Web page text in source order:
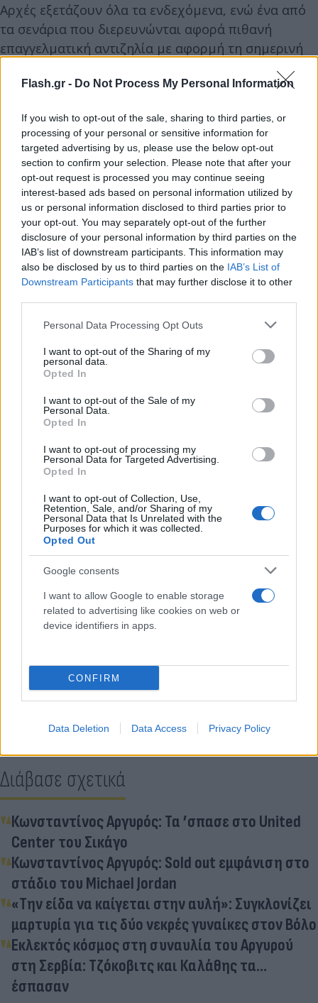
Flash.gr - Do Not Process My Personal Information
If you wish to opt-out of the sale, sharing to third parties, or
processing of your personal or sensitive information for
targeted advertising by us, please use the below opt-out
section to confirm your selection. Please note that after your
opt-out request is processed you may continue seeing
interest-based ads based on personal information utilized by
us or personal information disclosed to third parties prior to
your opt-out. You may separately opt-out of the further
disclosure of your personal information by third parties on the
IAB’s list of downstream participants. This information may
also be disclosed by us to third parties on the IAB’s List of
Downstream Participants that may further disclose it to other
Please note that this website/app uses one or more Google
not limited to your visit or usage behaviour. You may click to
grant or deny consent to Google and its third-party tags to
use your data for below specified purposes in below Google
consent section.
Personal Data Processing Opt Outs
I want to opt-out of the Sharing of my
personal data.
Opted In
I want to opt-out of the Sale of my
Personal Data.
Opted In
I want to opt-out of processing my
Personal Data for Targeted Advertising.
Opted In
I want to opt-out of Collection, Use,
Retention, Sale, and/or Sharing of my
Personal Data that Is Unrelated with the
Purposes for which it was collected.
Opted Out
Google consents
I want to allow Google to enable storage
related to advertising like cookies on web or
device identifiers in apps.
CONFIRM
Data Deletion Data Access Privacy Policy
Αρχές εξετάζουν όλα τα ενδεχόμενα, ενώ ένα από
τα σενάρια που διερευνώνται αφορά πιθανή
επαγγελματική αντιζηλία με αφορμή τη σημερινή
προγραμματισμένη εμφάνιση του Κωνσταντίνου
Αργυρού θα πραγματοποιηθεί κανονικά, με
αυξημένα μέτρα ασφαλείας.
Κάνε κλικ και δες περισσότερο
Flash.grστην αναζήτηση της
Διάβασε σχετικά
Κωνσταντίνος Αργυρός: Τα ’σπασε στο United
Center του Σικάγο
Κωνσταντίνος Αργυρός: Sold out εμφάνιση στο
στάδιο του Michael Jordan
«Την είδα να καίγεται στην αυλή»: Συγκλονίζει
μαρτυρία για τις δύο νεκρές γυναίκες στον Βόλο
Εκλεκτός κόσμος στη συναυλία του Αργυρού
στη Σερβία: Τζόκοβιτς και Καλάθης τα...
έσπασαν